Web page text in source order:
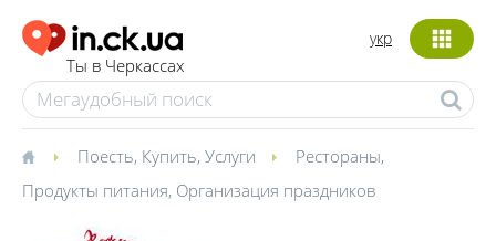
Ты в Черкассах
укр
Поесть, Купить, Услуги Рестораны,
Продукты питания, Организация праздников